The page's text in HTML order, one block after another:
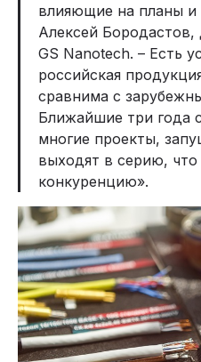
влияющие на планы и
Алексей
GS Nanotech. – Есть
российская
сравнима с
Ближайшие три года
многие проекты,
выходят в серию,
конкуренцию».